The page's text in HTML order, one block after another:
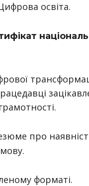
освіта.
про
форматі.